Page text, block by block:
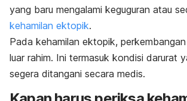
yang baru mengalami keguguran atau
kehamilan ektopik.
Pada kehamilan ektopik,
luar rahim. Ini termasuk kondisi darurat
segera ditangani secara medis.